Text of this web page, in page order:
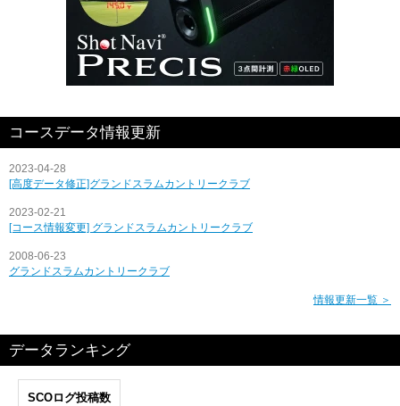
コースデータ情報更新
2023-04-28
[高度データ修正]グランドスラムカントリークラブ
2023-02-21
[コース情報変更] グランドスラムカントリークラブ
2008-06-23
グランドスラムカントリークラブ
情報更新一覧 ＞
データランキング
SCOログ投稿数